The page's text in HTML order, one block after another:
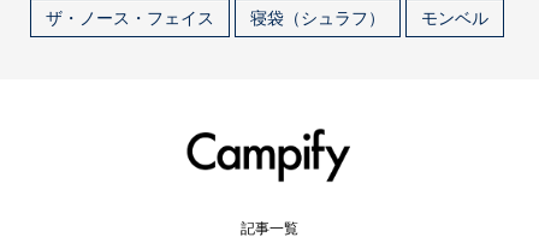
ザ・ノース・フェイス
寝袋（シュラフ） モンベル
記事一覧